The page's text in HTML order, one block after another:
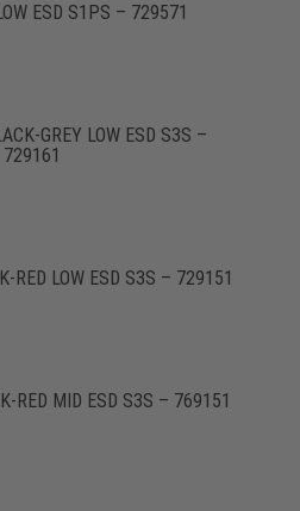
ESD S1PS – 729571
GREY LOW ESD S3S –
729161
RED LOW ESD S3S – 729151
RED MID ESD S3S – 769151